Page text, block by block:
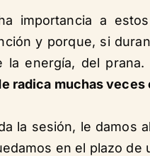
importancia a
y porque, si
la energía, del
radica muchas
la sesión, le damos
en el plazo de